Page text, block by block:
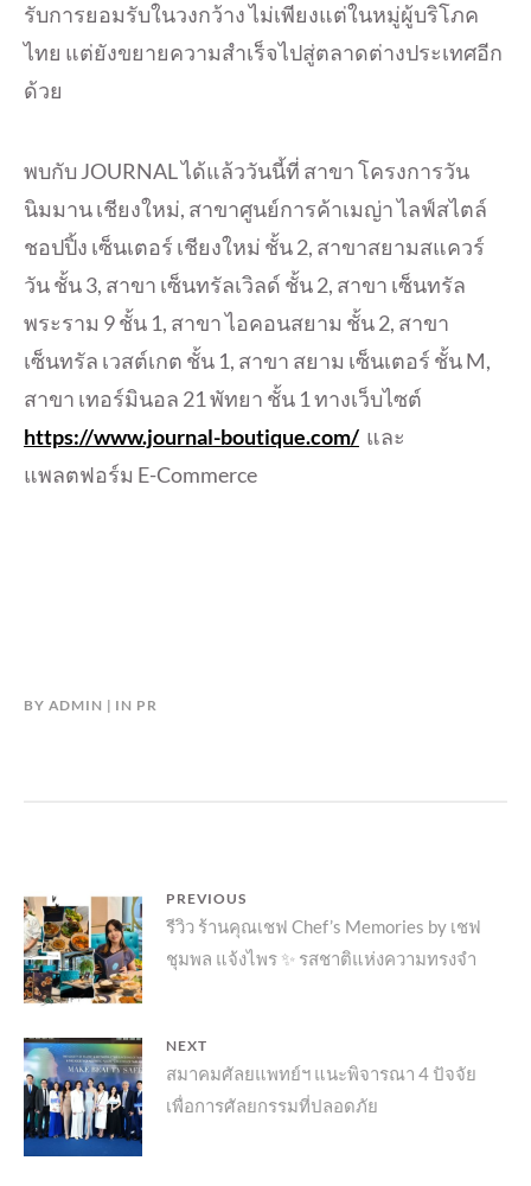
รับการยอมรับในวงกว้าง ไม่เพียงแต่ในหมู่ผู้บริโภค
ไทย แต่ยังขยายความสำเร็จไปสู่ตลาดต่างประเทศอีก
ด้วย
พบกับ JOURNAL ได้แล้ววันนี้ที่ สาขา โครงการวัน
นิมมาน เชียงใหม่, สาขาศูนย์การค้าเมญ่า ไลฟ์สไตล์
ชอปปิ้ง เซ็นเตอร์ เชียงใหม่ ชั้น 2, สาขาสยามสแควร์
วัน ชั้น 3, สาขา เซ็นทรัลเวิลด์ ชั้น 2, สาขา เซ็นทรัล
พระราม 9 ชั้น 1, สาขา ไอคอนสยาม ชั้น 2, สาขา
เซ็นทรัล เวสต์เกต ชั้น 1, สาขา สยาม เซ็นเตอร์ ชั้น M,
สาขา เทอร์มินอล 21 พัทยา ชั้น 1 ทางเว็บไซต์
https://www.journal-boutique.com/ และ
แพลตฟอร์ม E-Commerce
BY ADMIN IN PR
แนะแนว
เรื่อง
PREVIOUS
Previous
post:
รีวิว ร้านคุณเชฟ Chef’s Memories by เชฟ
ชุมพล แจ้งไพร ✨ รสชาติแห่งความทรงจำ
NEXT
Next
post:
สมาคมศัลยแพทย์ฯ แนะพิจารณา 4 ปัจจัย
เพื่อการศัลยกรรมที่ปลอดภัย